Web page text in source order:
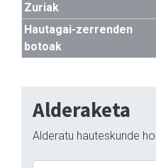
Zuriak
Hautagai-zerrenden
botoak
Alderaketa
Alderatu hauteskunde